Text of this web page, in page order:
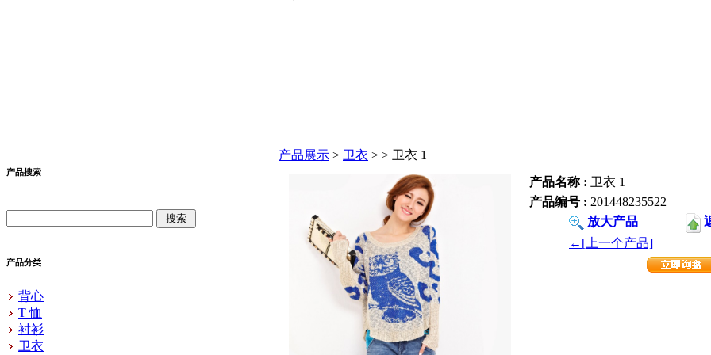
产品搜索
产品分类
背心
T 恤
衬衫
卫衣
产品展示 > 卫衣 > > 卫衣 1
产品名称 : 卫衣 1
产品编号 : 201448235522
放大产品
←[上一个产品]